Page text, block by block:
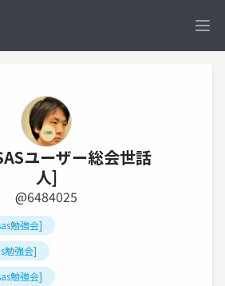
ユーザー総会世話
人]
@6484025
勉強会]
勉強会]
勉強会]